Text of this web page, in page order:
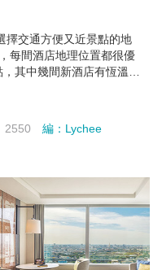
擇交通方便又近景點的地
每間酒店地理位置都很優
其中幾間新酒店有恆溫泳
2550 編：Lychee